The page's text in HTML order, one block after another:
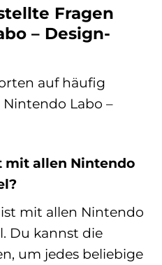
Fragen
– Design-
auf häufig
Labo –
mit allen Nintendo
mit allen Nintendo
Du kannst die
um jedes beliebige